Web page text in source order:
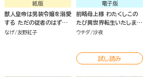
紙版
獣人皇帝は男装令嬢を溺愛
する ただの従者のはずで
すが！（１）
なげ 友野紅子
電子版
前略母上様 わたくしこの
たび異世界転生いたしまし
て、悪役令嬢になりました
ウチダ 沙夜
試し読み